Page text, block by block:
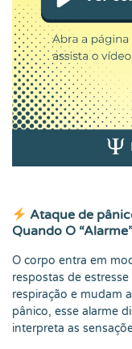
Ataque de
Quando O
O corpo entra em
respostas de
respiração e mudam
pânico, esse alarme
interpreta as